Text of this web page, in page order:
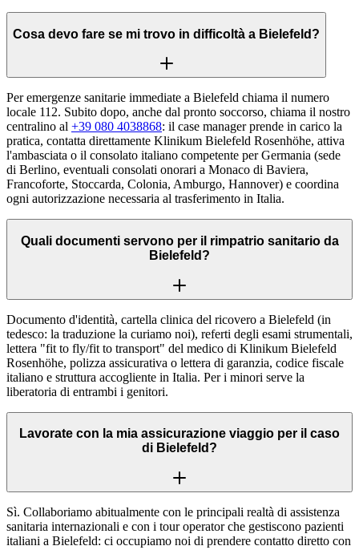
Cosa devo fare se mi trovo in difficoltà a Bielefeld?
Per emergenze sanitarie immediate a Bielefeld chiama il numero
locale 112. Subito dopo, anche dal pronto soccorso, chiama il nostro
centralino al +39 080 4038868: il case manager prende in carico la
pratica, contatta direttamente Klinikum Bielefeld Rosenhöhe, attiva
l'ambasciata o il consolato italiano competente per Germania (sede
di Berlino, eventuali consolati onorari a Monaco di Baviera,
Francoforte, Stoccarda, Colonia, Amburgo, Hannover) e coordina
ogni autorizzazione necessaria al trasferimento in Italia.
Quali documenti servono per il rimpatrio sanitario da
Bielefeld?
Documento d'identità, cartella clinica del ricovero a Bielefeld (in
tedesco: la traduzione la curiamo noi), referti degli esami strumentali,
lettera "fit to fly/fit to transport" del medico di Klinikum Bielefeld
Rosenhöhe, polizza assicurativa o lettera di garanzia, codice fiscale
italiano e struttura accogliente in Italia. Per i minori serve la
liberatoria di entrambi i genitori.
Lavorate con la mia assicurazione viaggio per il caso
di Bielefeld?
Sì. Collaboriamo abitualmente con le principali realtà di assistenza
sanitaria internazionali e con i tour operator che gestiscono pazienti
italiani a Bielefeld: ci occupiamo noi di prendere contatto diretto con